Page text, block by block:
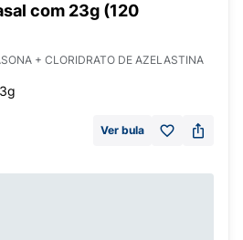
com 23g (120
+ CLORIDRATO DE AZELASTINA
Ver bula